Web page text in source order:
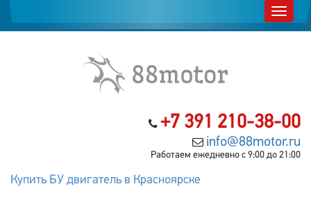
+7 391 210-38-00
info@88motor.ru
Работаем ежедневно с 9:00 до 21:00
Купить БУ двигатель в Красноярске